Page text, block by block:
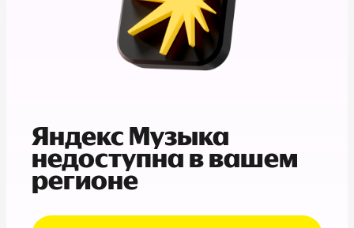
Яндекс Музыка
недоступна в вашем
регионе